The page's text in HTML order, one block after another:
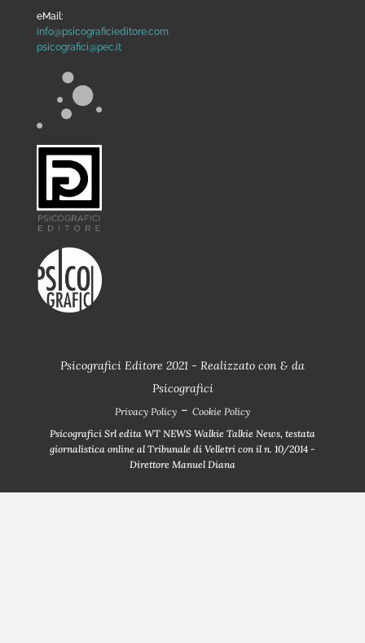
eMail:
info@psicograficieditore.com
psicografici@pec.it
Psicografici Editore 2021 - Realizzato con & da
Psicografici
Privacy Policy - Cookie Policy
Psicografici Srl edita WT NEWS Walkie Talkie News, testata
giornalistica online al Tribunale di Velletri con il n. 10/2014 -
Direttore Manuel Diana